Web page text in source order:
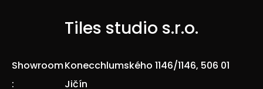
Tiles studio s.r.o.
Showroom
:
Konecchlumského 1146/1146, 506 01
Jičín